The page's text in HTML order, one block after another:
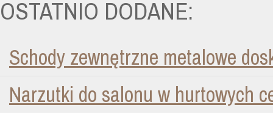
OSTATNIO DODANE:
Schody zewnętrzne metalowe
Narzutki do salonu w hurtowych